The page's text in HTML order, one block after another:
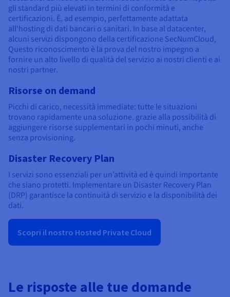
gli standard più elevati in termini di conformità e
certificazioni. È, ad esempio, perfettamente adattata
all'hosting di dati bancari o sanitari. In base al datacenter,
alcuni servizi dispongono della certificazione SecNumCloud,
Questo riconoscimento è la prova del nostro impegno a
fornire un alto livello di qualità del servizio ai nostri clienti e ai
nostri partner.
Risorse on demand
Picchi di carico, necessità immediate: tutte le situazioni
trovano rapidamente una soluzione. grazie alla possibilità di
aggiungere risorse supplementari in pochi minuti, anche
senza provisioning.
Disaster Recovery Plan
I servizi sono essenziali per un’attività ed è quindi importante
che siano protetti. Implementare un Disaster Recovery Plan
(DRP) garantisce la continuità di servizio e la disponibilità dei
dati.
Scopri il nostro Hosted Private Cloud
Le risposte alle tue domande